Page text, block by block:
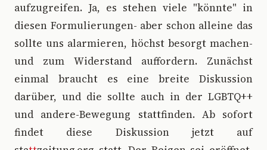
aufzugreifen. Ja, es stehen viele "könnte" in
diesen Formulierungen- aber schon alleine das
sollte uns alarmieren, höchst besorgt machen-
und zum Widerstand auffordern. Zunächst
einmal braucht es eine breite Diskussion
darüber, und die sollte auch in der LGBTQ++
und andere-Bewegung stattfinden. Ab sofort
findet diese Diskussion jetzt auf